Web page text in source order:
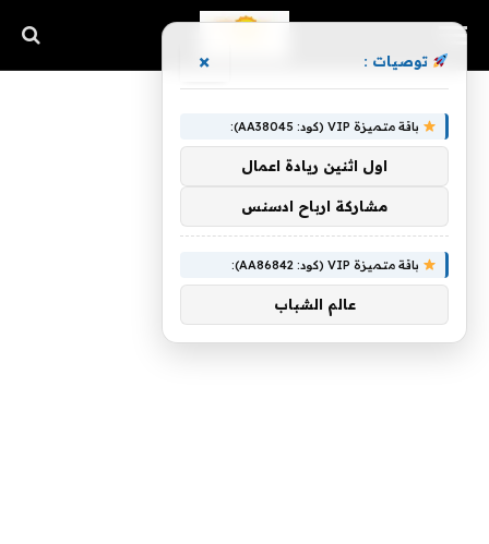
توصيات : ×
باقة متميزة VIP (كود: AA38045):
اول اثنين ريادة اعمال
مشاركة ارباح ادسنس
باقة متميزة VIP (كود: AA86842):
عالم الشباب